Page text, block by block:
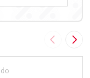
Imagem
FAVORITOS